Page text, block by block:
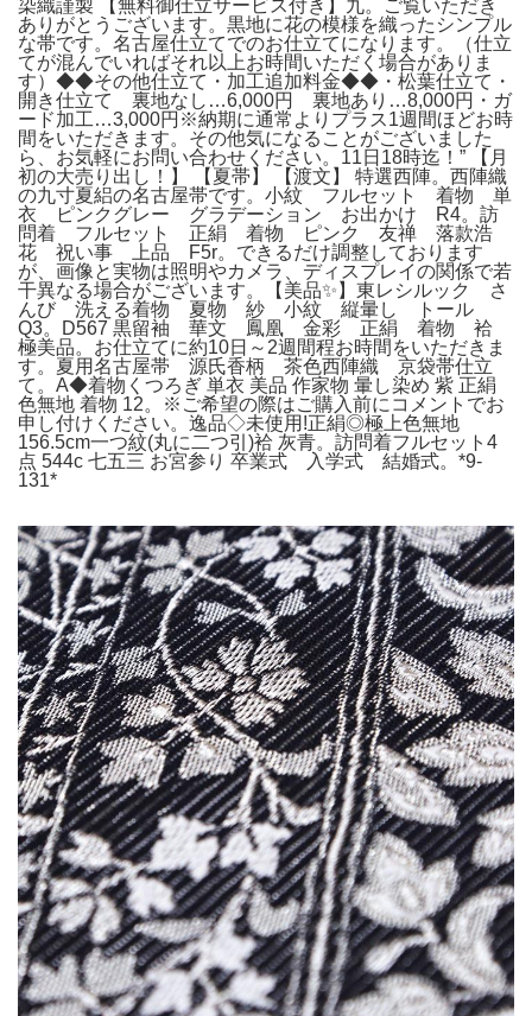
染織謹製 【無料御仕立サービス付き】九。ご覧いただき
ありがとうございます。黒地に花の模様を織ったシンプル
な帯です。名古屋仕立てでのお仕立てになります。（仕立
てが混んでいればそれ以上お時間いただく場合がありま
す）◆◆その他仕立て・加工追加料金◆◆・松葉仕立て・
開き仕立て 裏地なし…6,000円 裏地あり…8,000円・ガ
ード加工…3,000円※納期に通常よりプラス1週間ほどお時
間をいただきます。その他気になることがございました
ら、お気軽にお問い合わせください。11日18時迄！” 【月
初の大売り出し！】 【夏帯】 【渡文】 特選西陣。西陣織
の九寸夏絽の名古屋帯です。小紋 フルセット 着物 単
衣 ピンクグレー グラデーション お出かけ R4。訪
問着 フルセット 正絹 着物 ピンク 友禅 落款浩
花 祝い事 上品 F5r。できるだけ調整しております
が、画像と実物は照明やカメラ、ディスプレイの関係で若
干異なる場合がございます。【美品✨】東レシルック さ
んび 洗える着物 夏物 紗 小紋 縦暈し トール
Q3。D567 黒留袖 華文 鳳凰 金彩 正絹 着物 袷
極美品。お仕立てに約10日～2週間程お時間をいただきま
す。夏用名古屋帯 源氏香柄 茶色西陣織 京袋帯仕立
て。A◆着物くつろぎ 単衣 美品 作家物 暈し染め 紫 正絹
色無地 着物 12。※ご希望の際はご購入前にコメントでお
申し付けください。逸品◇未使用!正絹◎極上色無地
156.5cm一つ紋(丸に二つ引)袷 灰青。訪問着フルセット4
点 544c 七五三 お宮参り 卒業式 入学式 結婚式。*9-
131*